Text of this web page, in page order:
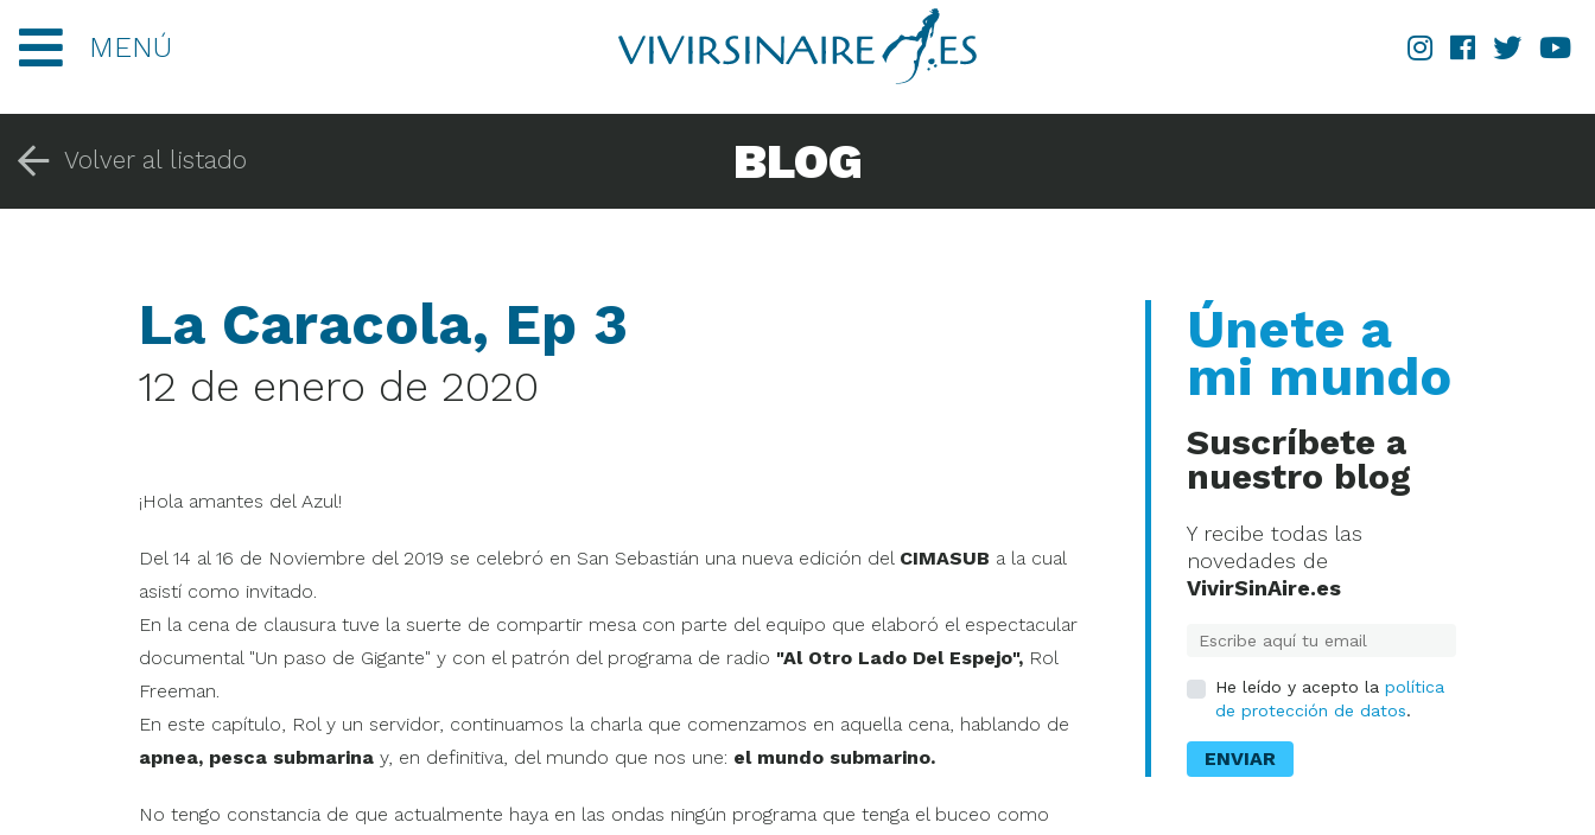
MENÚ
Volver al listado BLOG
La Caracola, Ep 3
12 de enero de 2020
¡Hola amantes del Azul!
Del 14 al 16 de Noviembre del 2019 se celebró en San Sebastián una nueva edición del CIMASUB a la cual
asistí como invitado.
En la cena de clausura tuve la suerte de compartir mesa con parte del equipo que elaboró el espectacular
documental "Un paso de Gigante" y con el patrón del programa de radio "Al Otro Lado Del Espejo", Rol
Freeman.
En este capítulo, Rol y un servidor, continuamos la charla que comenzamos en aquella cena, hablando de
apnea, pesca submarina y, en definitiva, del mundo que nos une: el mundo submarino.
No tengo constancia de que actualmente haya en las ondas ningún programa que tenga el buceo como
Únete a
mi mundo
Suscríbete a
nuestro blog
Y recibe todas las
novedades de
VivirSinAire.es
E-mail
He leído y acepto la política
de protección de datos.
ENVIAR